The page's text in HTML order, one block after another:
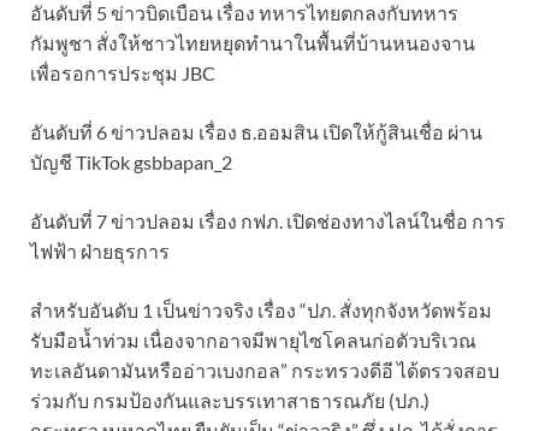
อันดับที่ 5 ข่าวบิดเบือน เรื่อง ทหารไทยตกลงกับทหาร
กัมพูชา สั่งให้ชาวไทยหยุดทำนาในพื้นที่บ้านหนองจาน
เพื่อรอการประชุม JBC
อันดับที่ 6 ข่าวปลอม เรื่อง ธ.ออมสิน เปิดให้กู้สินเชื่อ ผ่าน
บัญชี TikTok gsbbapan_2
อันดับที่ 7 ข่าวปลอม เรื่อง กฟภ. เปิดช่องทางไลน์ในชื่อ การ
ไฟฟ้า ฝ่ายธุรการ
สำหรับอันดับ 1 เป็นข่าวจริง เรื่อง “ปภ. สั่งทุกจังหวัดพร้อม
รับมือน้ำท่วม เนื่องจากอาจมีพายุไซโคลนก่อตัวบริเวณ
ทะเลอันดามันหรืออ่าวเบงกอล” กระทรวงดีอี ได้ตรวจสอบ
ร่วมกับ กรมป้องกันและบรรเทาสาธารณภัย (ปภ.)